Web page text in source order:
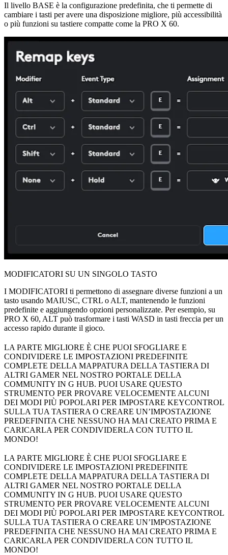
Il livello BASE è la configurazione predefinita, che ti permette di
cambiare i tasti per avere una disposizione migliore, più accessibilità
o più funzioni su tastiere compatte come la PRO X 60.
MODIFICATORI SU UN SINGOLO TASTO
I MODIFICATORI ti permettono di assegnare diverse funzioni a un
tasto usando MAIUSC, CTRL o ALT, mantenendo le funzioni
predefinite e aggiungendo opzioni personalizzate. Per esempio, su
PRO X 60, ALT può trasformare i tasti WASD in tasti freccia per un
accesso rapido durante il gioco.
LA PARTE MIGLIORE È CHE PUOI SFOGLIARE E
CONDIVIDERE LE IMPOSTAZIONI PREDEFINITE
COMPLETE DELLA MAPPATURA DELLA TASTIERA DI
ALTRI GAMER NEL NOSTRO PORTALE DELLA
COMMUNITY IN G HUB. PUOI USARE QUESTO
STRUMENTO PER PROVARE VELOCEMENTE ALCUNI
DEI MODI PIÙ POPOLARI PER IMPOSTARE KEYCONTROL
SULLA TUA TASTIERA O CREARE UN’IMPOSTAZIONE
PREDEFINITA CHE NESSUNO HA MAI CREATO PRIMA E
CARICARLA PER CONDIVIDERLA CON TUTTO IL
MONDO!
LA PARTE MIGLIORE È CHE PUOI SFOGLIARE E
CONDIVIDERE LE IMPOSTAZIONI PREDEFINITE
COMPLETE DELLA MAPPATURA DELLA TASTIERA DI
ALTRI GAMER NEL NOSTRO PORTALE DELLA
COMMUNITY IN G HUB. PUOI USARE QUESTO
STRUMENTO PER PROVARE VELOCEMENTE ALCUNI
DEI MODI PIÙ POPOLARI PER IMPOSTARE KEYCONTROL
SULLA TUA TASTIERA O CREARE UN’IMPOSTAZIONE
PREDEFINITA CHE NESSUNO HA MAI CREATO PRIMA E
CARICARLA PER CONDIVIDERLA CON TUTTO IL
MONDO!